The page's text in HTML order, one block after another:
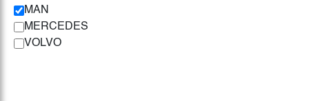
MAN
MERCEDES
VOLVO